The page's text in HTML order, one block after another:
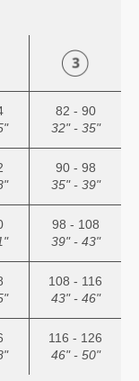
82 - 90
32" - 35"
90 - 98
35" - 39"
98 - 108
39" - 43"
108 - 116
43" - 46"
116 - 126
46" - 50"